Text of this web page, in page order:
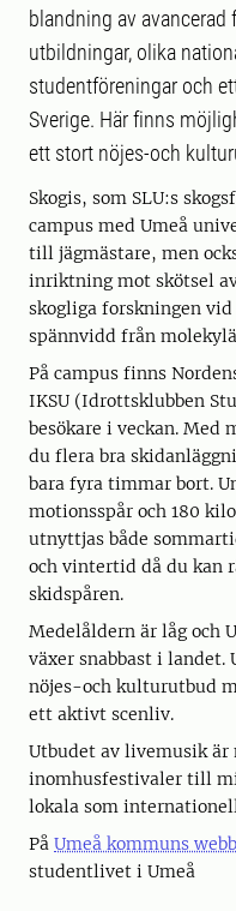
blandning av avancerad
utbildningar, olika
studentföreningar och
Sverige. Här finns
ett stort nöjes-och
Skogis, som SLU:s
campus med Umeå
till jägmästare, men
inriktning mot skötsel
skogliga forskningen vid
spännvidd från
På campus finns
IKSU (Idrottsklubben
besökare i veckan.
du flera bra
bara fyra timmar bort.
motionsspår och 180
utnyttjas både
och vintertid då du kan
skidspåren.
Medelåldern är låg och
växer snabbast i
nöjes-och kulturutbud
ett aktivt scenliv.
Utbudet av livemusik
inomhusfestivaler till
lokala som
På Umeå kommuns
studentlivet i Umeå